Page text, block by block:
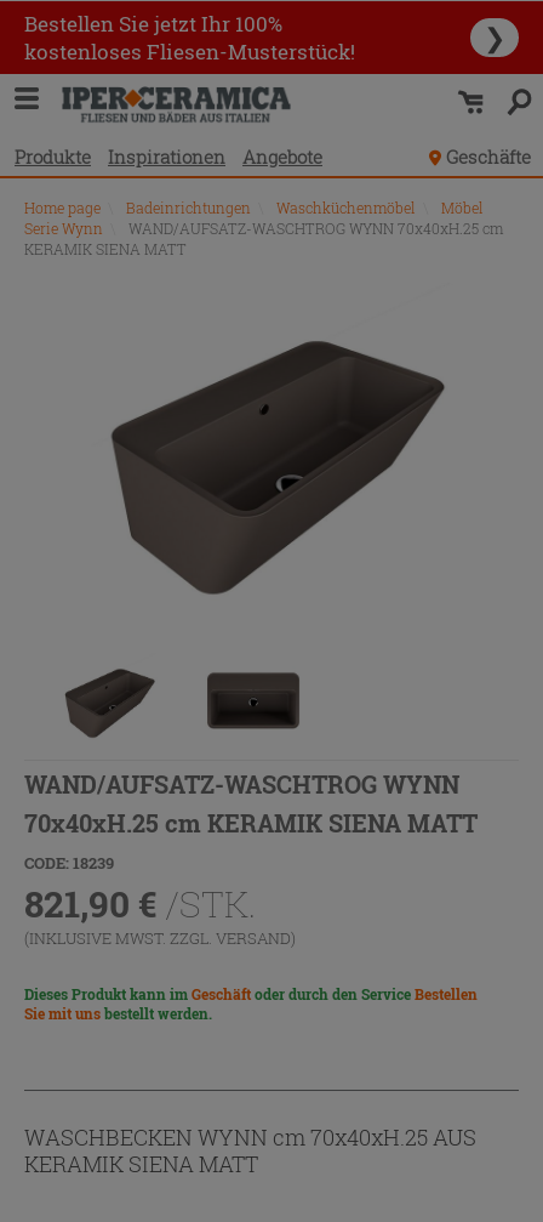
Bestellen Sie jetzt Ihr 100%
kostenloses Fliesen-Musterstück!
❯
Produkte Inspirationen Angebote Geschäfte
Home page Badeinrichtungen Waschküchenmöbel
Möbel
Serie Wynn
WAND/AUFSATZ-WASCHTROG WYNN 70x40xH.25 cm
KERAMIK SIENA MATT
WAND/AUFSATZ-WASCHTROG WYNN
70x40xH.25 cm KERAMIK SIENA MATT
CODE: 18239
821,90 € /STK.
(INKLUSIVE MWST. ZZGL. VERSAND)
Dieses Produkt kann imGeschäftoder durch den ServiceBestellen
Sie mit unsbestellt werden.
WASCHBECKEN WYNN cm 70x40xH.25 AUS
KERAMIK SIENA MATT